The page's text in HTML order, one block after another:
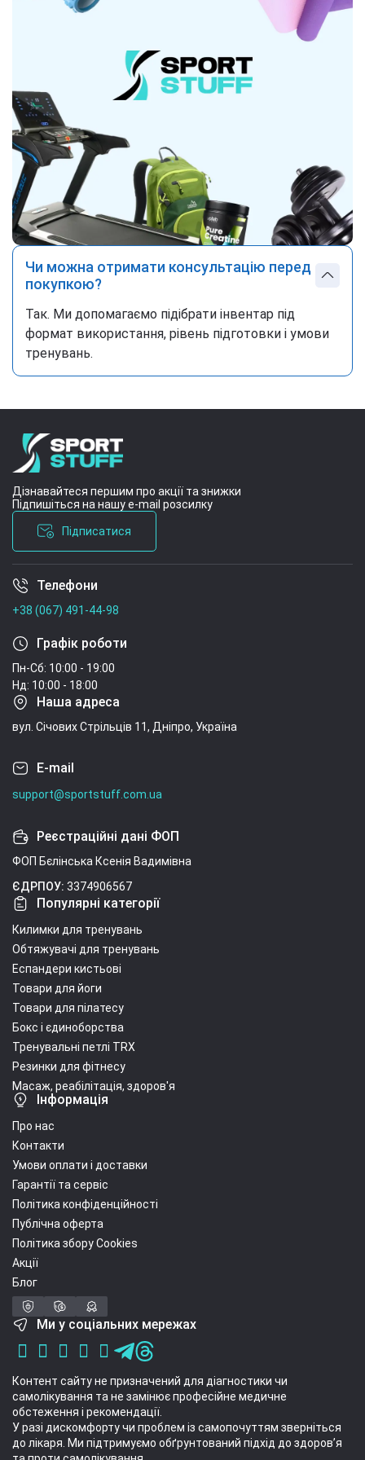
Чи можна отримати консультацію перед
покупкою?
Так. Ми допомагаємо підібрати інвентар під
формат використання, рівень підготовки і умови
тренувань.
Дізнавайтеся першим про акції та знижки
Підпишіться на нашу e-mail розсилку
Підписатися
Умови угоди
Телефони
+38 (067) 491-44-98
Графік роботи
Пн-Сб: 10:00 - 19:00
Нд: 10:00 - 18:00
Наша адреса
вул. Січових Стрільців 11, Дніпро, Україна
E-mail
support@sportstuff.com.ua
Реєстраційні дані ФОП
ФОП Бєлінська Ксенія Вадимівна
ЄДРПОУ: 3374906567
Популярні категорії
Килимки для тренувань
Обтяжувачі для тренувань
Еспандери кистьові
Товари для йоги
Товари для пілатесу
Бокс і єдиноборства
Тренувальні петлі TRX
Резинки для фітнесу
Масаж, реабілітація, здоров'я
Інформація
Про нас
Контакти
Умови оплати і доставки
Гарантії та сервіс
Політика конфіденційності
Публічна оферта
Політика збору Cookies
Акції
Блог
Ми у соціальних мережах
Контент сайту не призначений для діагностики чи
самолікування та не замінює професійне медичне
обстеження і рекомендації.
У разі дискомфорту чи проблем із самопочуттям зверніться
до лікаря. Ми підтримуємо обґрунтований підхід до здоров’я